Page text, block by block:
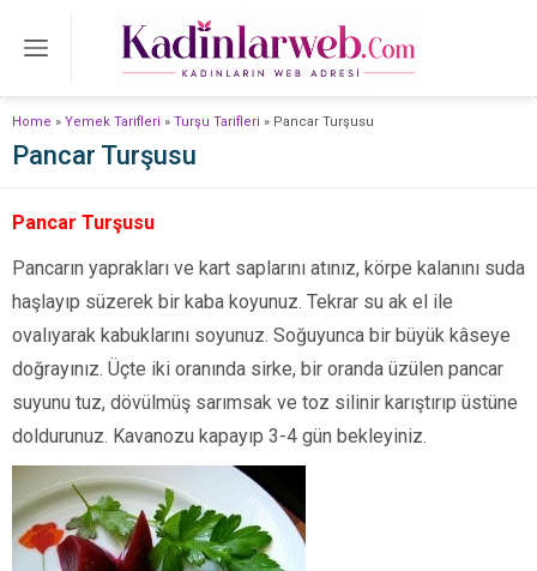
Home » Yemek Tarifleri » Turşu Tarifleri » Pancar Turşusu
Pancar Turşusu
Pancar Turşusu
Pancarın yaprakları ve kart saplarını atınız, körpe kalanını suda
haşlayıp süzerek bir kaba koyunuz. Tekrar su ak el ile
ovalıyarak kabuklarını soyunuz. Soğuyunca bir büyük kâseye
doğrayınız. Üçte iki oranında sirke, bir oranda üzülen pancar
suyunu tuz, dövülmüş sarımsak ve toz si­linir karıştırıp üstüne
doldurunuz. Kavanozu kapayıp 3-4 gün bekleyiniz.